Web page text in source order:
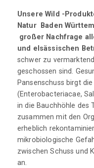
Unsere Wild -
Natur Baden
großer Nachfrage
und elsässischen
schwer zu
geschossen sind.
Pansenschuss birgt
(Enterobacteriacae,
in die Bauchhöhle des
zusammen mit den
erheblich
mikrobiologische
zwischen Schuss und
an.